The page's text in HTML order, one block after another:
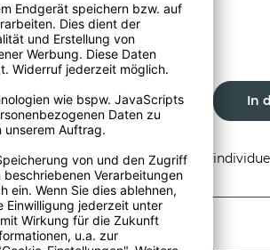
€
MwSt. , zzgl.Versand
Stk In
Stückzahl? Anfrage stellen und
Produktion in Deutschland